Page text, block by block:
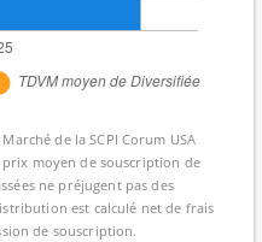
de la SCPI Corum USA
moyen de souscription de
ne préjugent pas des
est calculé net de frais
de souscription.